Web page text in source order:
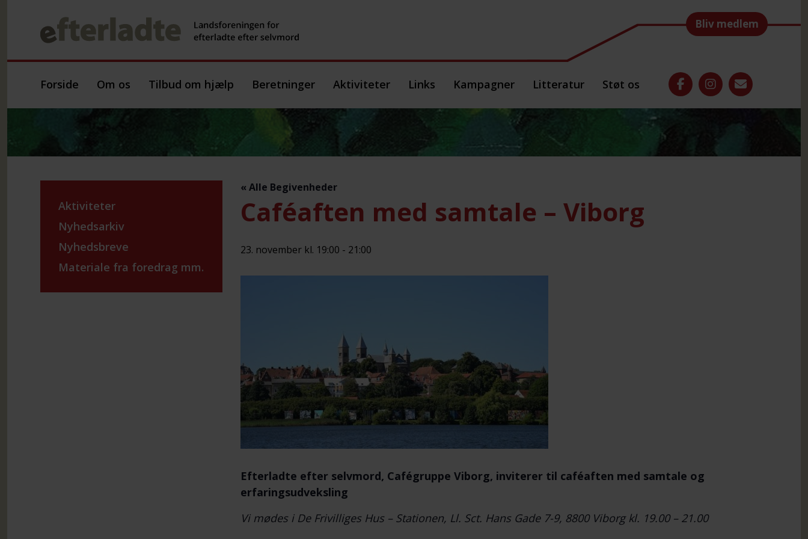
Bliv medlem
Forside Om os Tilbud om hjælp Beretninger Aktiviteter Links Kampagner Litteratur Støt os
« Alle Begivenheder
Caféaften med samtale – Viborg
23. november kl. 19:00 - 21:00
Efterladte efter selvmord, Cafégruppe Viborg, inviterer til caféaften med samtale og
erfaringsudveksling
Vi mødes i De Frivilliges Hus – Stationen, Ll. Sct. Hans Gade 7-9, 8800 Viborg kl. 19.00 – 21.00
Aktiviteter
Nyhedsarkiv
Nyhedsbreve
Materiale fra foredrag mm.